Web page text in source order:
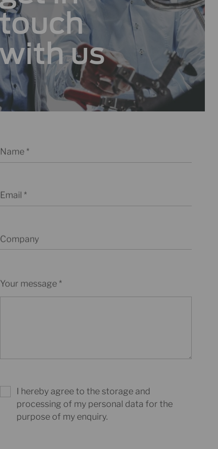
us
Name
Email
Company
Your message
I hereby agree to the storage and
processing of my personal data for the
purpose of my enquiry.